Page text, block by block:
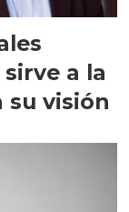
a la
visión